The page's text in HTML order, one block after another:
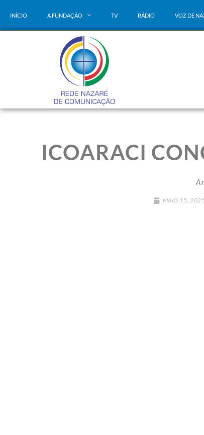
INÍCIO A FUNDAÇÃO TV RÁDIO VOZ DE
ICOARACI
MAIO 15,